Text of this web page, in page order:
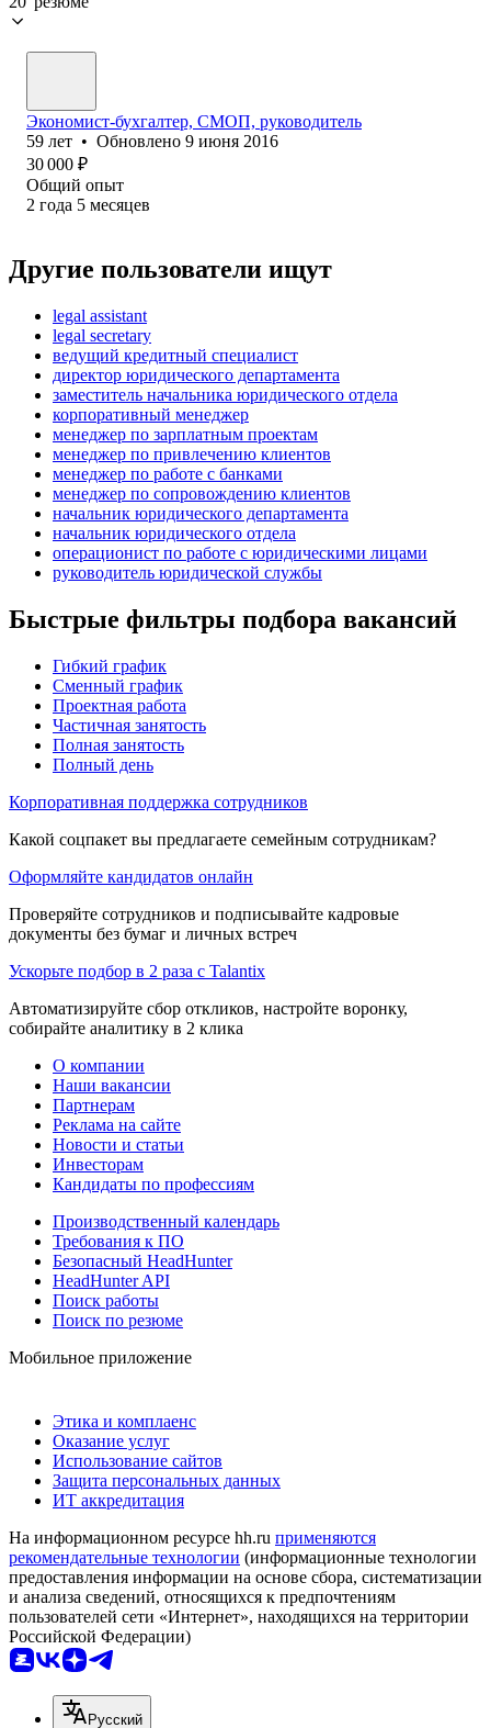
Экономист-бухгалтер, СМОП, руководитель
59 лет • Обновлено 9 июня 2016
30 000 ₽
Общий опыт
2 года 5 месяцев
Другие пользователи ищут
legal assistant
legal secretary
ведущий кредитный специалист
директор юридического департамента
заместитель начальника юридического отдела
корпоративный менеджер
менеджер по зарплатным проектам
менеджер по привлечению клиентов
менеджер по работе с банками
менеджер по сопровождению клиентов
начальник юридического департамента
начальник юридического отдела
операционист по работе с юридическими лицами
руководитель юридической службы
Быстрые фильтры подбора вакансий
Гибкий график
Сменный график
Проектная работа
Частичная занятость
Полная занятость
Полный день
Корпоративная поддержка сотрудников
Какой соцпакет вы предлагаете семейным сотрудникам?
Оформляйте кандидатов онлайн
Проверяйте сотрудников и подписывайте кадровые
документы без бумаг и личных встреч
Ускорьте подбор в 2 раза с Talantix
Автоматизируйте сбор откликов, настройте воронку,
собирайте аналитику в 2 клика
О компании
Наши вакансии
Партнерам
Реклама на сайте
Новости и статьи
Инвесторам
Кандидаты по профессиям
Производственный календарь
Требования к ПО
Безопасный HeadHunter
HeadHunter API
Поиск работы
Поиск по резюме
Мобильное приложение
Этика и комплаенс
Оказание услуг
Использование сайтов
Защита персональных данных
ИТ аккредитация
На информационном ресурсе hh.ru применяются
рекомендательные технологии (информационные технологии
предоставления информации на основе сбора, систематизации
и анализа сведений, относящихся к предпочтениям
пользователей сети «Интернет», находящихся на территории
Российской Федерации)
Русский